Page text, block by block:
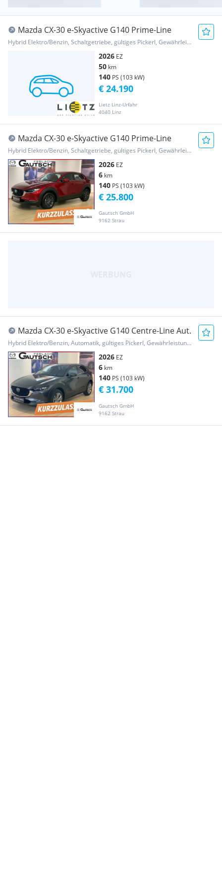
Mazda CX-30 e-Skyactive G140 Prime-Line
Hybrid Elektro/Benzin, Schaltgetriebe, gültiges Pickerl, Gewährleistung
2026 EZ
50 km
140 PS (103 kW)
Lietz Linz-Urfahr
4040 Linz
€ 24.190
Mazda CX-30 e-Skyactive G140 Prime-Line
Hybrid Elektro/Benzin, Schaltgetriebe, gültiges Pickerl, Gewährleistung, Garantie
2026 EZ
6 km
140 PS (103 kW)
Gautsch GmbH
9162 Strau
€ 25.800
Mazda CX-30 e-Skyactive G140 Centre-Line Aut.
Hybrid Elektro/Benzin, Automatik, gültiges Pickerl, Gewährleistung, Garantie
2026 EZ
6 km
140 PS (103 kW)
Gautsch GmbH
9162 Strau
€ 31.700